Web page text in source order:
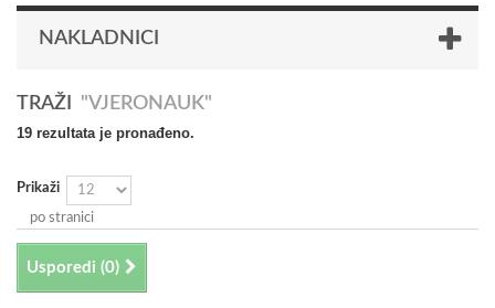
NAKLADNICI
TRAŽI "VJERONAUK"
19 rezultata je pronađeno.
Prikaži
po stranici
Usporedi (0)